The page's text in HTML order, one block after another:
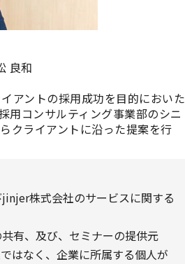
良和
アントの採用成功を目的においた
用コンサルティング事業部のシニ
クライアントに沿った提案を行
株式会社のサービスに関する
有、及び、セミナーの提供元
はなく、企業に所属する個人が